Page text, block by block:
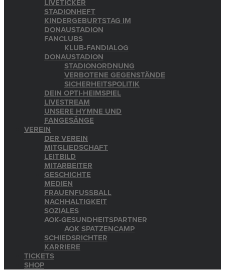
LIVETICKER
STADIONHEFT
KINDERGEBURTSTAG IM
DONAUSTADION
FANCLUBS
KLUB-FANDIALOG
DONAUSTADION
STADIONORDNUNG
VERBOTENE GEGENSTÄNDE
SICHERHEITSPOLITIK
DEIN OPTI-HEIMSPIEL
LIVESTREAM
UNSERE HYMNE UND
FANGESÄNGE
VEREIN
DER VEREIN
MITGLIEDSCHAFT
LEITBILD
MITARBEITER
GESCHICHTE
MEDIEN
FRAUENFUSSBALL
NACHHALTIGKEIT
SOZIALES
AOK-GESUNDHEITSPARTNER
AOK SPATZENCAMP
SCHIEDSRICHTER
KARRIERE
TICKETS
SHOP